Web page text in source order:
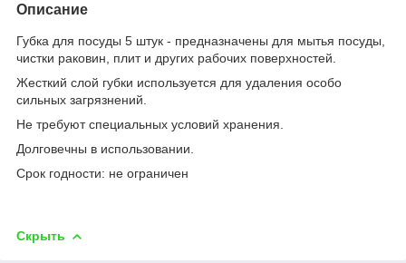
Описание
Губка для посуды 5 штук - предназначены для мытья посуды,
чистки раковин, плит и других рабочих поверхностей.
Жесткий слой губки используется для удаления особо
сильных загрязнений.
Не требуют специальных условий хранения.
Долговечны в использовании.
Срок годности: не ограничен
Скрыть